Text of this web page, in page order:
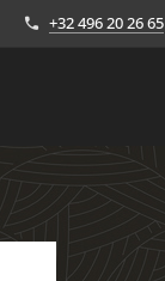
+32 496 20 26 65